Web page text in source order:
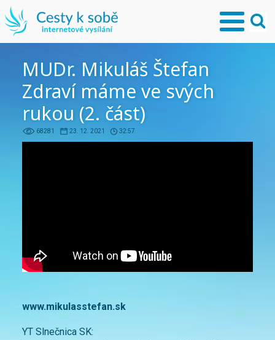
MUDr. Mikuláš Štefan
Zdraví máme ve svých
rukou (2. část)
68281 23. 12. 2021 32:57
www.mikulasstefan.sk
YT Slnečnica SK: